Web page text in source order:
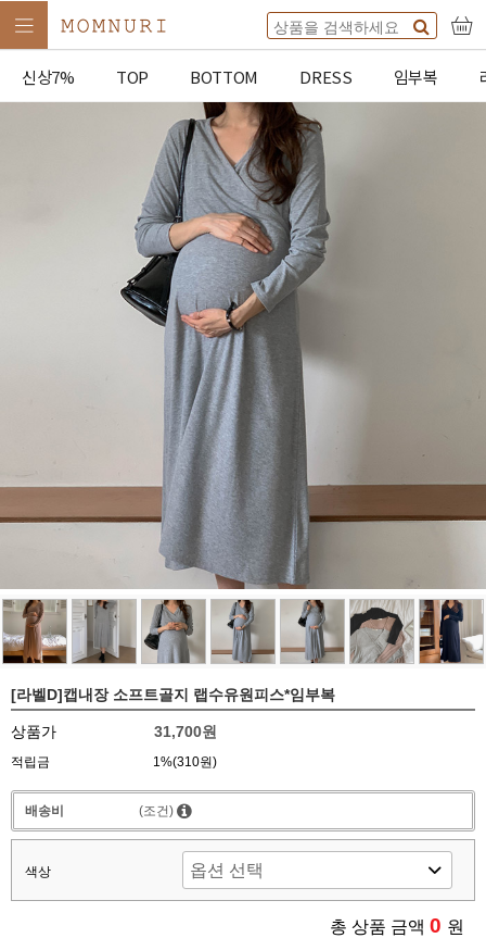
신상7% TOP BOTTOM DRESS 임부복
[라벨D]캡내장 소프트골지 랩수유원피스*임부복
상품가 31,700원
적립금 1%(310원)
배송비 (조건)
색상
총 상품 금액 0 원